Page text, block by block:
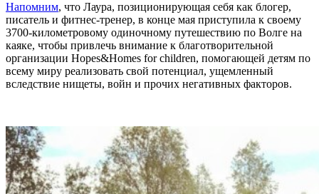
Напомним, что Лаура, позиционирующая себя как блогер,
писатель и фитнес-тренер, в конце мая приступила к своему
3700-километровому одиночному путешествию по Волге на
каяке, чтобы привлечь внимание к благотворительной
организации Hopes&Homes for children, помогающей детям по
всему миру реализовать свой потенциал, ущемленный
вследствие нищеты, войн и прочих негативных факторов.